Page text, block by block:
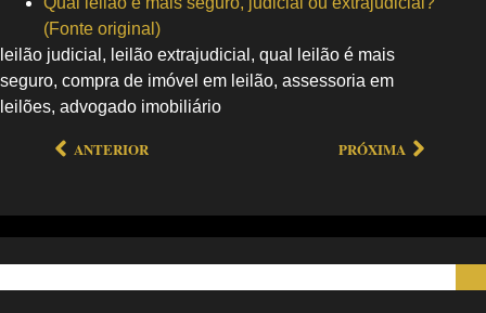
(Fonte original)
leilão judicial, leilão extrajudicial, qual leilão é mais
seguro, compra de imóvel em leilão, assessoria em
leilões, advogado imobiliário
ANTERIOR PRÓXIMA